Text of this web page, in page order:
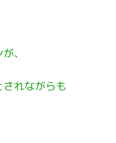
、
れながらも